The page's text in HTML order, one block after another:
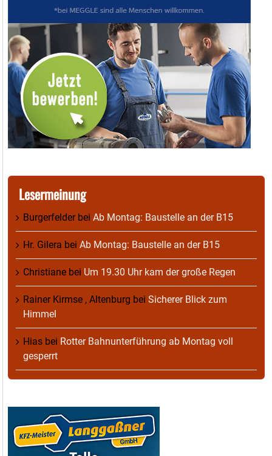
Lesermeinung
Burgerfelderbei Ab Montag: Baustelle an der B15
Hr. Gilera bei Ab Montag: Baustelle an der B15
Christiane bei Um 19.30 Uhr kam der große Regen
Rainer Kirmse , Altenburg bei Sicherer Blick zum
Himmel
Hias bei Rotter Bahnunterführung ab Montag voll
gesperrt